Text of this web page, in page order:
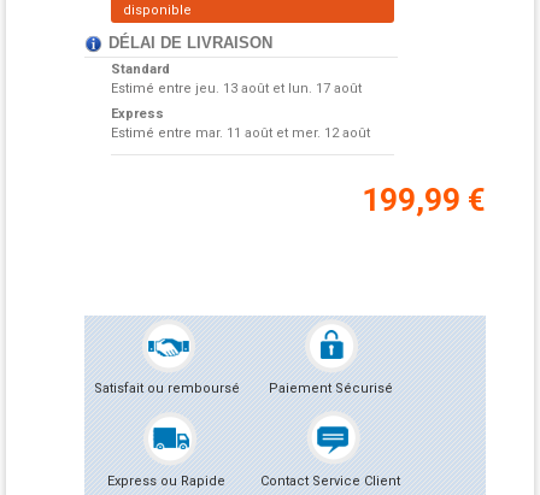
disponible
DÉLAI DE LIVRAISON
Standard
Estimé entre jeu. 13 août et lun. 17 août
Express
Estimé entre mar. 11 août et mer. 12 août
199,99 €
Satisfait ou remboursé Paiement Sécurisé
Express ou Rapide Contact Service Client